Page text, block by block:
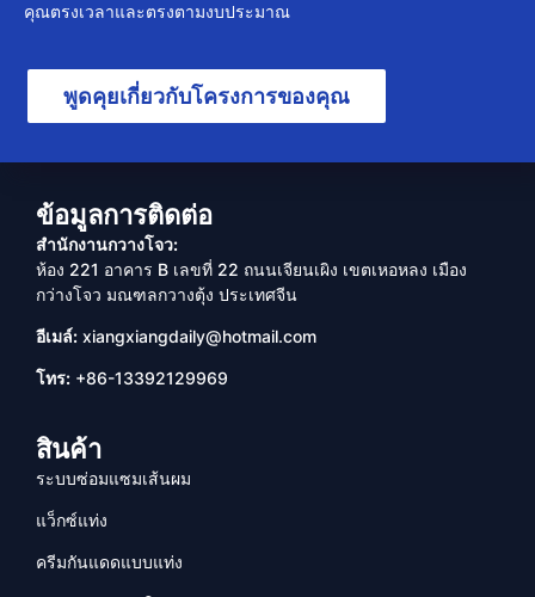
คุณตรงเวลาและตรงตามงบประมาณ
พูดคุยเกี่ยวกับโครงการของคุณ
ข้อมูลการติดต่อ
สำนักงานกวางโจว:
ห้อง 221 อาคาร B เลขที่ 22 ถนนเจียนเผิง เขตเหอหลง เมือง
กว่างโจว มณฑลกวางตุ้ง ประเทศจีน
อีเมล์: xiangxiangdaily@hotmail.com
โทร: +86-13392129969
สินค้า
ระบบซ่อมแซมเส้นผม
แว็กซ์แท่ง
ครีมกันแดดแบบแท่ง